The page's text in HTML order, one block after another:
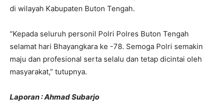
di wilayah Kabupaten Buton Tengah.
“Kepada seluruh personil Polri Polres Buton Tengah
selamat hari Bhayangkara ke -78. Semoga Polri semakin
maju dan profesional serta selalu dan tetap dicintai oleh
masyarakat,” tutupnya.
Laporan : Ahmad Subarjo